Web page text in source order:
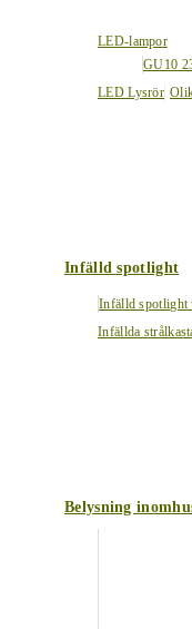
LED-lampor
GU10
LED Lysrör
Infälld spotlight
Infälld spotlight
Infällda
Belysning